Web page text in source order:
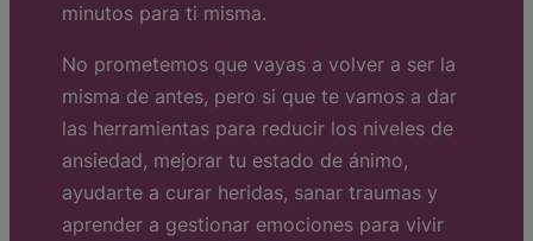
minutos para ti misma.
No prometemos que vayas a volver a ser la
misma de antes, pero si que te vamos a dar
las herramientas para reducir los niveles de
ansiedad, mejorar tu estado de ánimo,
ayudarte a curar heridas, sanar traumas y
aprender a gestionar emociones para vivir